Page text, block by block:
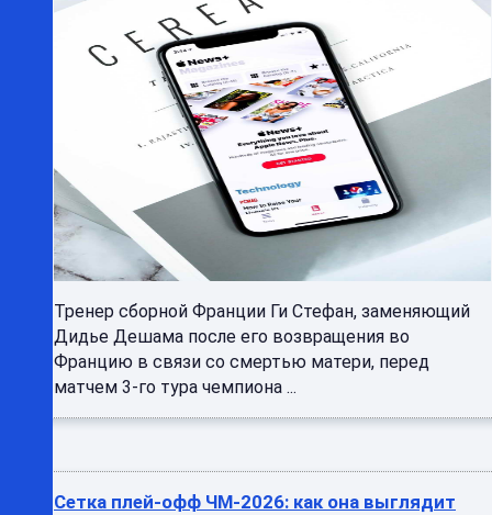
Тренер сборной Франции Ги Стефан, заменяющий
Дидье Дешама после его возвращения во
Францию в связи со смертью матери, перед
матчем 3-го тура чемпиона ...
Сетка плей-офф ЧМ-2026: как она выглядит